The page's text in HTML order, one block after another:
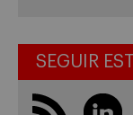
SEGUIR